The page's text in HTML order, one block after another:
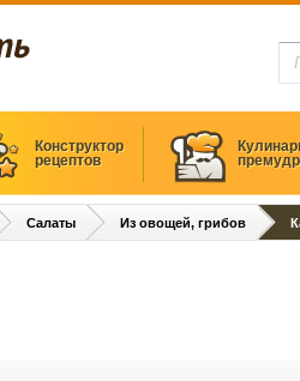
Конструктор
рецептов
Салаты Из овощей, грибов